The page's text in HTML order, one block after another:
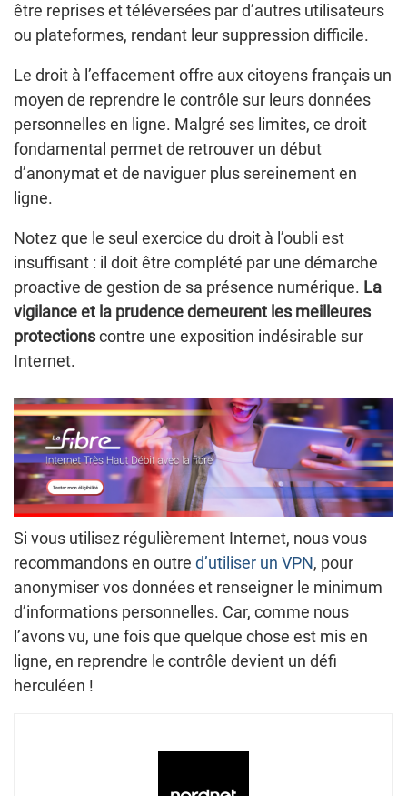
être reprises et téléversées par d’autres utilisateurs
ou plateformes, rendant leur suppression difficile.
Le droit à l’effacement offre aux citoyens français un
moyen de reprendre le contrôle sur leurs données
personnelles en ligne. Malgré ses limites, ce droit
fondamental permet de retrouver un début
d’anonymat et de naviguer plus sereinement en
ligne.
Notez que le seul exercice du droit à l’oubli est
insuffisant : il doit être complété par une démarche
proactive de gestion de sa présence numérique. La
vigilance et la prudence demeurent les meilleures
protectionscontre une exposition indésirable sur
Internet.
Si vous utilisez régulièrement Internet, nous vous
recommandons en outre d’utiliser un VPN, pour
anonymiser vos données et renseigner le minimum
d’informations personnelles. Car, comme nous
l’avons vu, une fois que quelque chose est mis en
ligne, en reprendre le contrôle devient un défi
herculéen !